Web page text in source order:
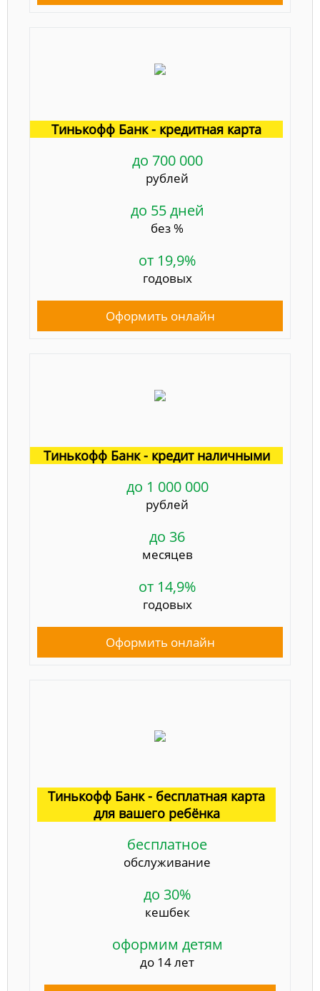
Тинькофф Банк - кредитная карта
до 700 000
рублей
до 55 дней
без %
от 19,9%
годовых
Оформить онлайн
Тинькофф Банк - кредит наличными
до 1 000 000
рублей
до 36
месяцев
от 14,9%
годовых
Оформить онлайн
Тинькофф Банк - бесплатная карта
для вашего ребёнка
бесплатное
обслуживание
до 30%
кешбек
оформим детям
до 14 лет